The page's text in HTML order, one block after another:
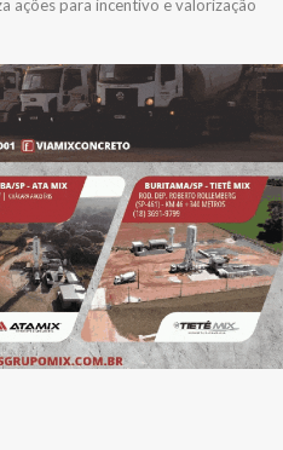
ações para incentivo e valorização